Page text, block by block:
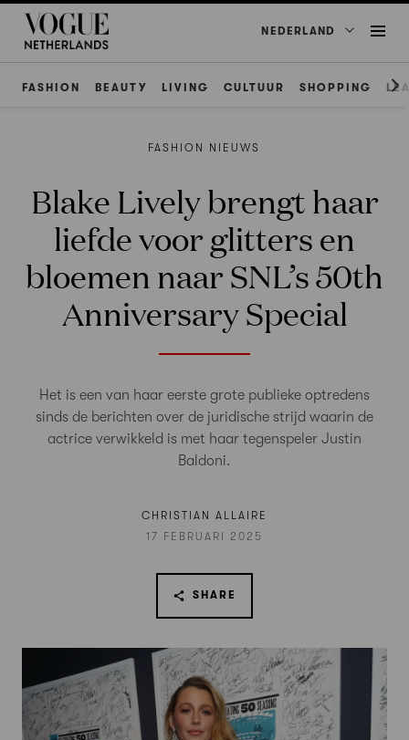
NEDERLAND
FASHION BEAUTY LIVING CULTUUR SHOPPING
FASHION NIEUWS
Blake Lively brengt haar
liefde voor glitters en
bloemen naar SNL’s 50th
Anniversary Special
Het is een van haar eerste grote publieke optredens
sinds de berichten over de juridische strijd waarin de
actrice verwikkeld is met haar tegenspeler Justin
Baldoni.
CHRISTIAN ALLAIRE
17 FEBRUARI 2025
SHARE